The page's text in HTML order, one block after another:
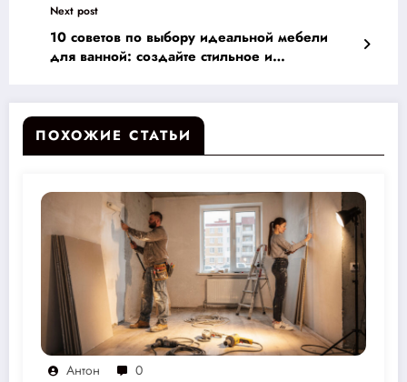
Next post
10 советов по выбору идеальной мебели
для ванной: создайте стильное и
ПОХОЖИЕ СТАТЬИ
Антон 0